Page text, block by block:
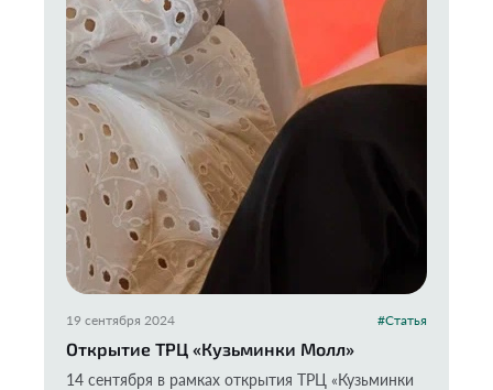
19 сентября 2024 #Статья
Открытие ТРЦ «Кузьминки Молл»
14 сентября в рамках открытия ТРЦ «Кузьминки